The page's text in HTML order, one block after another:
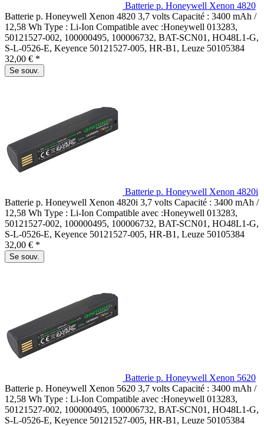
Batterie p. Honeywell Xenon 4820
Batterie p. Honeywell Xenon 4820 3,7 volts Capacité : 3400 mAh /
12,58 Wh Type : Li-Ion Compatible avec :Honeywell 013283,
50121527-002, 100000495, 100006732, BAT-SCN01, HO48L1-G,
S-L-0526-E, Keyence 50121527-005, HR-B1, Leuze 50105384
32,00 € *
Se souv.
Batterie p. Honeywell Xenon 4820i
Batterie p. Honeywell Xenon 4820i 3,7 volts Capacité : 3400 mAh /
12,58 Wh Type : Li-Ion Compatible avec :Honeywell 013283,
50121527-002, 100000495, 100006732, BAT-SCN01, HO48L1-G,
S-L-0526-E, Keyence 50121527-005, HR-B1, Leuze 50105384
32,00 € *
Se souv.
Batterie p. Honeywell Xenon 5620
Batterie p. Honeywell Xenon 5620 3,7 volts Capacité : 3400 mAh /
12,58 Wh Type : Li-Ion Compatible avec :Honeywell 013283,
50121527-002, 100000495, 100006732, BAT-SCN01, HO48L1-G,
S-L-0526-E, Keyence 50121527-005, HR-B1, Leuze 50105384